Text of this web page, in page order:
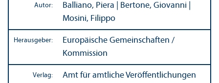
Autor:
Balliano, Piera | Bertone, Giovanni |
Mosini, Filippo
Herausgeber:
Europäische Gemeinschaften /
Kommission
Verlag:
Amt für amtliche Veröffentlichungen